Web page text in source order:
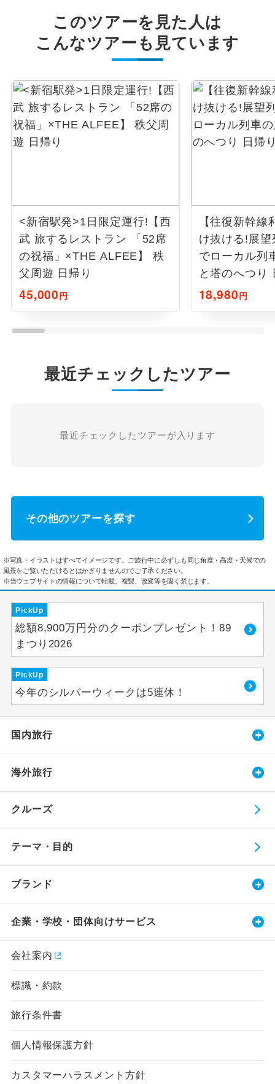
このツアーを見た人は
こんなツアーも見ています
<新宿駅発>1日限定運行!【西
武 旅するレストラン 「52席
の祝福」×THE ALFEE】 秩
父周遊 日帰り
45,000円
【往復新幹線
け抜ける!展
でローカル列
と塔のへつり
18,980円
最近チェックしたツアー
最近チェックしたツアーが入ります
その他のツアーを探す
※写真・イラストはすべてイメージです。ご旅行中に必ずしも同じ角度・高度・天候での
風景をご覧いただけるとはかぎりませんのでご了承ください。
※当ウェブサイトの情報について転載、複製、改変等を固く禁じます。
PickUp
総額8,900万円分のクーポンプレゼント！89
まつり2026
PickUp
今年のシルバーウィークは5連休！
国内旅行
海外旅行
クルーズ
テーマ・目的
ブランド
企業・学校・団体向けサービス
会社案内
標識・約款
旅行条件書
個人情報保護方針
カスタマーハラスメント方針